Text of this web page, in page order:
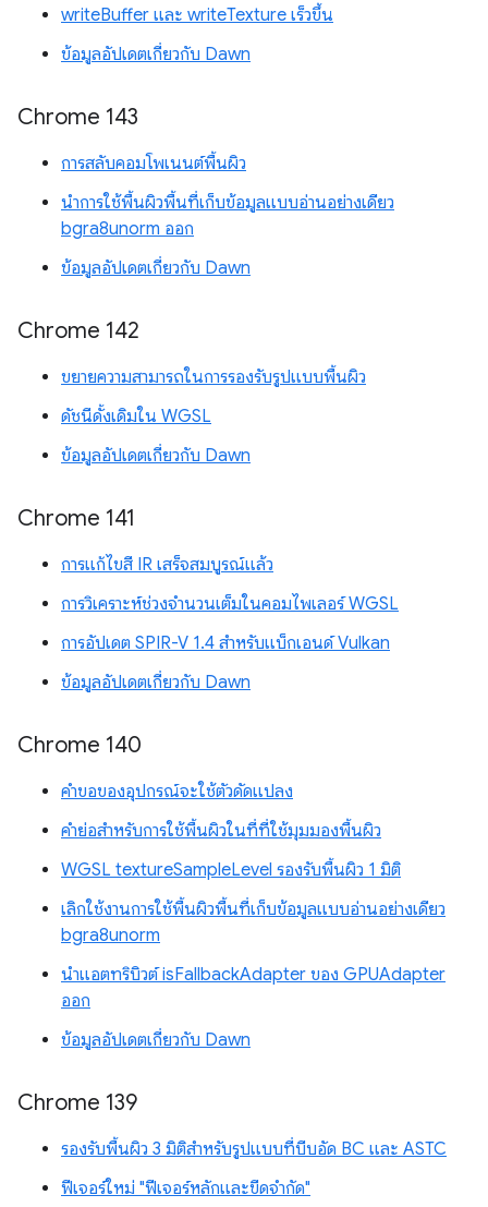
writeBuffer และ writeTexture เร็วขึ้น
ข้อมูลอัปเดตเกี่ยวกับ Dawn
Chrome 143
การสลับคอมโพเนนต์พื้นผิว
นำการใช้พื้นผิวพื้นที่เก็บข้อมูลแบบอ่านอย่างเดียว
bgra8unorm ออก
ข้อมูลอัปเดตเกี่ยวกับ Dawn
Chrome 142
ขยายความสามารถในการรองรับรูปแบบพื้นผิว
ดัชนีดั้งเดิมใน WGSL
ข้อมูลอัปเดตเกี่ยวกับ Dawn
Chrome 141
การแก้ไขสี IR เสร็จสมบูรณ์แล้ว
การวิเคราะห์ช่วงจำนวนเต็มในคอมไพเลอร์ WGSL
การอัปเดต SPIR-V 1.4 สำหรับแบ็กเอนด์ Vulkan
ข้อมูลอัปเดตเกี่ยวกับ Dawn
Chrome 140
คำขอของอุปกรณ์จะใช้ตัวดัดแปลง
คำย่อสำหรับการใช้พื้นผิวในที่ที่ใช้มุมมองพื้นผิว
WGSL textureSampleLevel รองรับพื้นผิว 1 มิติ
เลิกใช้งานการใช้พื้นผิวพื้นที่เก็บข้อมูลแบบอ่านอย่างเดียว
bgra8unorm
นำแอตทริบิวต์ isFallbackAdapter ของ GPUAdapter
ออก
ข้อมูลอัปเดตเกี่ยวกับ Dawn
Chrome 139
รองรับพื้นผิว 3 มิติสำหรับรูปแบบที่บีบอัด BC และ ASTC
ฟีเจอร์ใหม่ "ฟีเจอร์หลักและขีดจำกัด"